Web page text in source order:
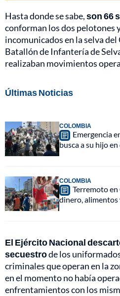
Hasta donde se sabe,son 66
conforman los dos pelotones
incomunicados en la selva
Batallón de Infantería de
realizaban movimientos
Últimas Noticias
COLOMBIA
Emergencia
busca a su hijo
COLOMBIA
Terremoto
dinero, alimentos
El Ejército Nacional
secuestrode los
criminales que operan en la
en el momento no había
enfrentamientos con los